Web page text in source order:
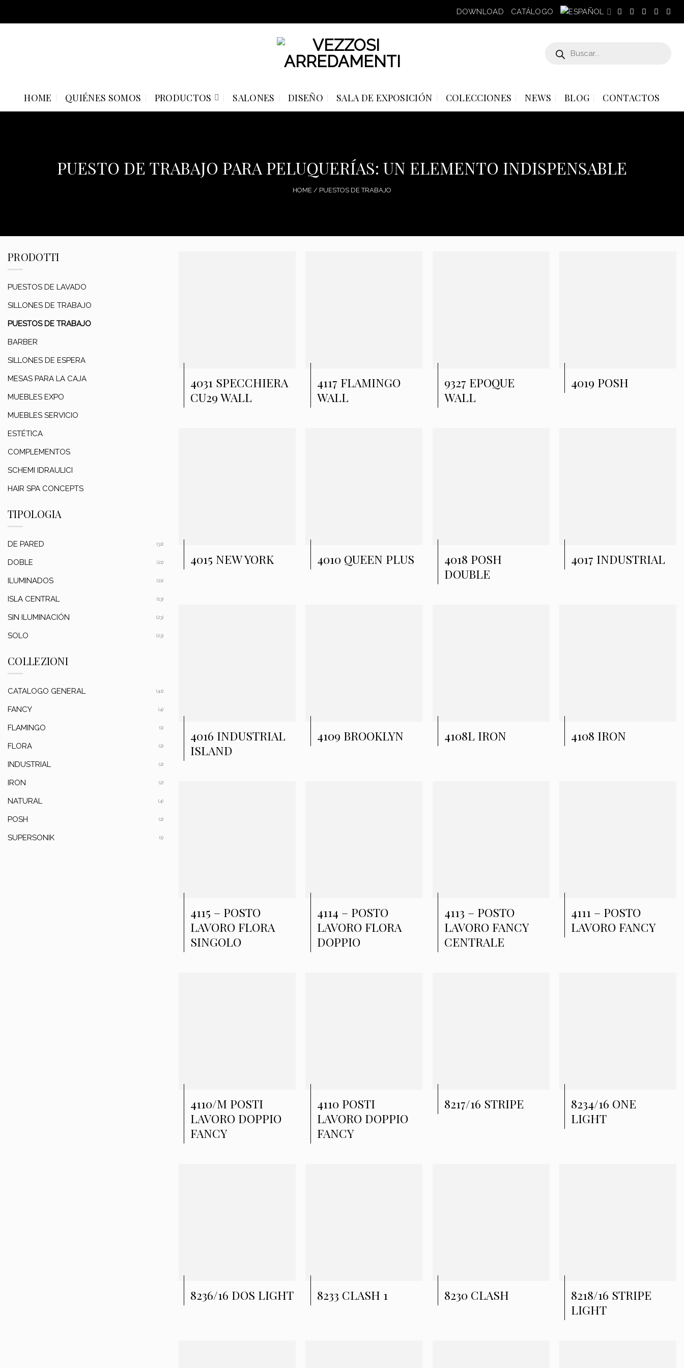
DOWNLOAD CATÁLOGO
productos
HOME QUIÉNES SOMOS PRODUCTOS SALONES DISEÑO SALA DE EXPOSICIÓN COLECCIONES NEWS BLOG CONTACTOS
PUESTO DE TRABAJO PARA PELUQUERÍAS: UN ELEMENTO INDISPENSABLE
HOME / PUESTOS DE TRABAJO
PRODOTTI
PUESTOS DE LAVADO
SILLONES DE TRABAJO
PUESTOS DE TRABAJO
BARBER
SILLONES DE ESPERA
MESAS PARA LA CAJA
MUEBLES EXPO
MUEBLES SERVICIO
ESTÉTICA
COMPLEMENTOS
SCHEMI IDRAULICI
HAIR SPA CONCEPTS
TIPOLOGIA
DE PARED (31)
DOBLE (21)
ILUMINADOS (21)
ISLA CENTRAL (13)
SIN ILUMINACIÓN (23)
SOLO (23)
COLLEZIONI
CATALOGO GENERAL (41)
FANCY (4)
FLAMINGO (1)
FLORA (2)
INDUSTRIAL (2)
IRON (2)
NATURAL (4)
POSH (2)
SUPERSONIK (1)
4031 SPECCHIERA
CU29 WALL
4117 FLAMINGO
WALL
9327 EPOQUE
WALL
4019 POSH
4015 NEW YORK 4010 QUEEN PLUS
4018 POSH
DOUBLE
4017 INDUSTRIAL
4016 INDUSTRIAL
ISLAND
4109 BROOKLYN 4108L IRON 4108 IRON
4115 – POSTO
LAVORO FLORA
SINGOLO
4114 – POSTO
LAVORO FLORA
DOPPIO
4113 – POSTO
LAVORO FANCY
CENTRALE
4111 – POSTO
LAVORO FANCY
4110/M POSTI
LAVORO DOPPIO
FANCY
4110 POSTI
LAVORO DOPPIO
FANCY
8217/16 STRIPE
8234/16 ONE
LIGHT
8236/16 DOS LIGHT 8233 CLASH 1 8230 CLASH
8218/16 STRIPE
LIGHT